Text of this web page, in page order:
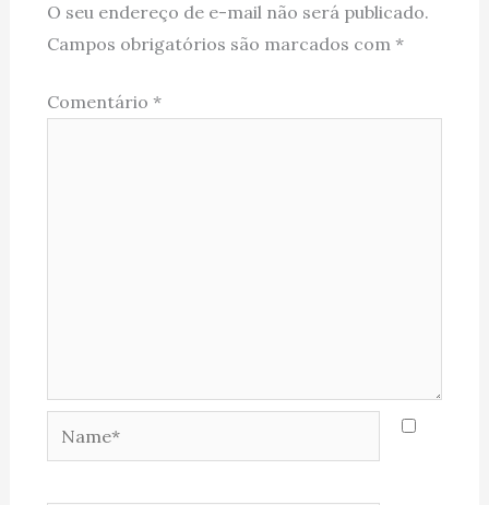
O seu endereço de e-mail não será publicado.
Campos obrigatórios são marcados com *
Comentário *
Name*